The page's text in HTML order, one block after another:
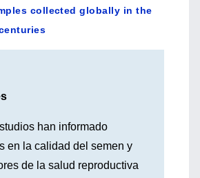
collected globally in the
han informado
en la calidad del semen y
de la salud reproductiva